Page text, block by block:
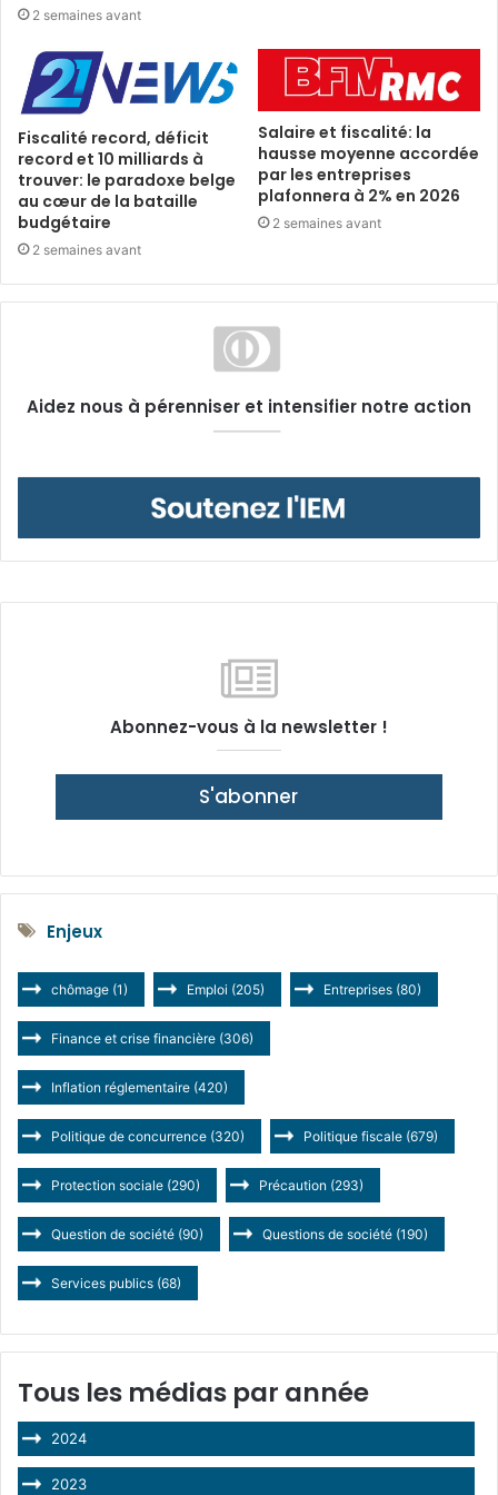
2 semaines avant
Fiscalité record, déficit
record et 10 milliards à
trouver: le paradoxe belge
au cœur de la bataille
budgétaire
2 semaines avant
Salaire et fiscalité: la
hausse moyenne accordée
par les entreprises
plafonnera à 2% en 2026
2 semaines avant
Aidez nous à pérenniser et intensifier notre action
Abonnez-vous à la newsletter !
S'abonner
Enjeux
chômage (1) Emploi (205) Entreprises (80)
Finance et crise financière (306)
Inflation réglementaire (420)
Politique de concurrence (320) Politique fiscale (679)
Protection sociale (290) Précaution (293)
Question de société (90) Questions de société (190)
Services publics (68)
Tous les médias par année
2024
2023